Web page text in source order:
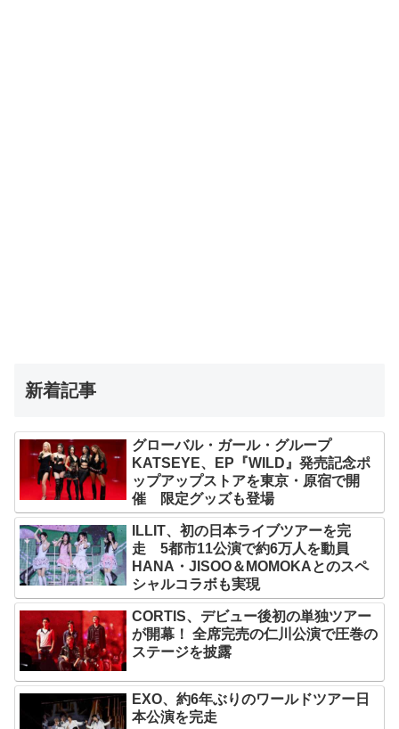
新着記事
グローバル・ガール・グループ
KATSEYE、EP『WILD』発売記念ポ
ップアップストアを東京・原宿で開
催 限定グッズも登場
ILLIT、初の日本ライブツアーを完
走 5都市11公演で約6万人を動員
HANA・JISOO＆MOMOKAとのスペ
シャルコラボも実現
CORTIS、デビュー後初の単独ツアー
が開幕！ 全席完売の仁川公演で圧巻の
ステージを披露
EXO、約6年ぶりのワールドツアー日
本公演を完走